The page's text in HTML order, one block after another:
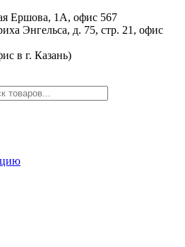
Ершова, 1А, офис 567
Энгельса, д. 75, стр. 21, офис
в г. Казань)